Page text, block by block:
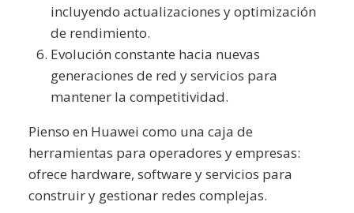
incluyendo actualizaciones y optimización
de rendimiento.
Evolución constante hacia nuevas
generaciones de red y servicios para
mantener la competitividad.
Pienso en Huawei como una caja de
herramientas para operadores y empresas:
ofrece hardware, software y servicios para
construir y gestionar redes complejas.